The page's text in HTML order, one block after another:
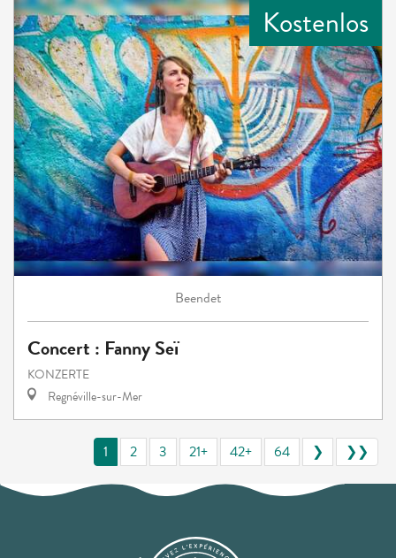
Kostenlos
Beendet
Concert : Fanny Seï
KONZERTE
Regnéville-sur-Mer
1 2 3 21+ 42+ 64 ❯ ❯❯